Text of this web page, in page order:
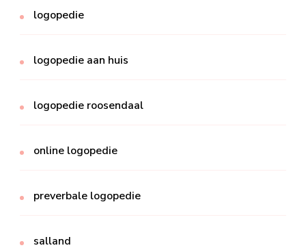
logopedie
logopedie aan huis
logopedie roosendaal
online logopedie
preverbale logopedie
salland